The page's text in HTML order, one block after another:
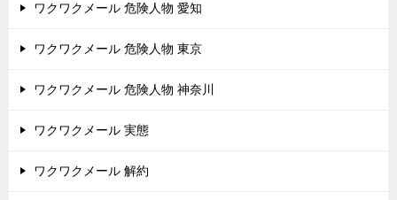
ワクワクメール 危険人物 愛知
ワクワクメール 危険人物 東京
ワクワクメール 危険人物 神奈川
ワクワクメール 実態
ワクワクメール 解約